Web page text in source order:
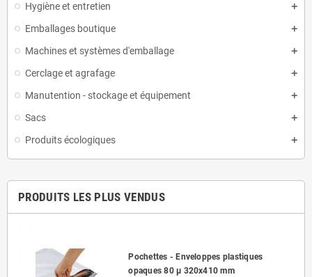
Hygiène et entretien
Emballages boutique
Machines et systèmes d'emballage
Cerclage et agrafage
Manutention - stockage et équipement
Sacs
Produits écologiques
PRODUITS LES PLUS VENDUS
Pochettes - Enveloppes plastiques
opaques 80 µ 320x410 mm